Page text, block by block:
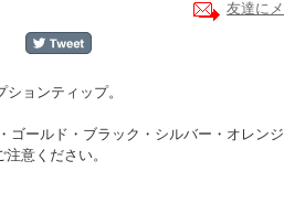
友達に
ョンティップ。
ールド・ブラック・シルバー・オレン
意ください。